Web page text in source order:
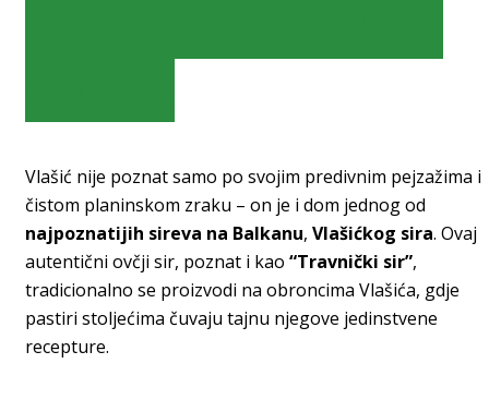
Vlašić nije poznat samo po svojim predivnim pejzažima i
čistom planinskom zraku – on je i dom jednog od
najpoznatijih sireva na Balkanu, Vlašićkog sira. Ovaj
autentični ovčji sir, poznat i kao “Travnički sir”,
tradicionalno se proizvodi na obroncima Vlašića, gdje
pastiri stoljećima čuvaju tajnu njegove jedinstvene
recepture.